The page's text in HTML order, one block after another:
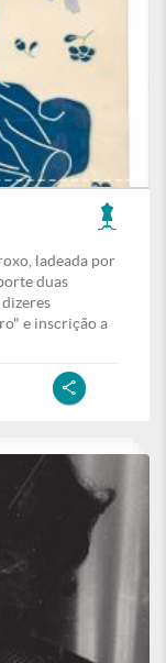
ladeada por
duas
e inscrição a